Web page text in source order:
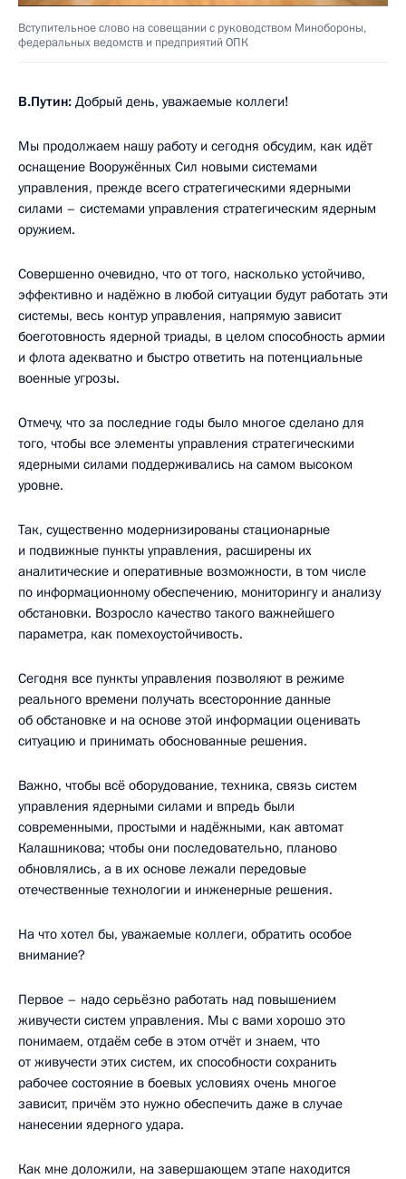
Вступительное слово на совещании с руководством Минобороны,
федеральных ведомств и предприятий ОПК
В.Путин: Добрый день, уважаемые коллеги!
Мы продолжаем нашу работу и сегодня обсудим, как идёт
оснащение Вооружённых Сил новыми системами
управления, прежде всего стратегическими ядерными
силами – системами управления стратегическим ядерным
оружием.
Совершенно очевидно, что от того, насколько устойчиво,
эффективно и надёжно в любой ситуации будут работать эти
системы, весь контур управления, напрямую зависит
боеготовность ядерной триады, в целом способность армии
и флота адекватно и быстро ответить на потенциальные
военные угрозы.
Отмечу, что за последние годы было многое сделано для
того, чтобы все элементы управления стратегическими
ядерными силами поддерживались на самом высоком
уровне.
Так, существенно модернизированы стационарные
и подвижные пункты управления, расширены их
аналитические и оперативные возможности, в том числе
по информационному обеспечению, мониторингу и анализу
обстановки. Возросло качество такого важнейшего
параметра, как помехоустойчивость.
Сегодня все пункты управления позволяют в режиме
реального времени получать всесторонние данные
об обстановке и на основе этой информации оценивать
ситуацию и принимать обоснованные решения.
Важно, чтобы всё оборудование, техника, связь систем
управления ядерными силами и впредь были
современными, простыми и надёжными, как автомат
Калашникова; чтобы они последовательно, планово
обновлялись, а в их основе лежали передовые
отечественные технологии и инженерные решения.
На что хотел бы, уважаемые коллеги, обратить особое
внимание?
Первое – надо серьёзно работать над повышением
живучести систем управления. Мы с вами хорошо это
понимаем, отдаём себе в этом отчёт и знаем, что
от живучести этих систем, их способности сохранить
рабочее состояние в боевых условиях очень многое
зависит, причём это нужно обеспечить даже в случае
нанесении ядерного удара.
Как мне доложили, на завершающем этапе находится